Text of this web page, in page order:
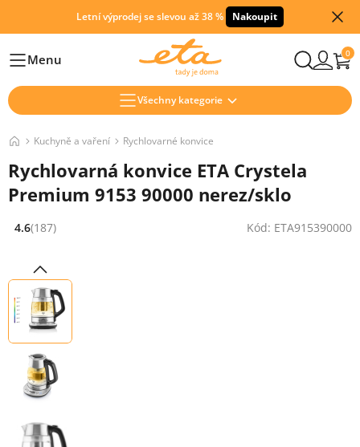
Letní výprodej se slevou až 38 % Nakoupit
HlavníMenu 0
Všechny kategorie
Kuchyně a vaření Rychlovarné konvice
Rychlovarná konvice ETA Crystela
Premium 9153 90000 nerez/sklo
Hodnocení: 4.6 z 5 (187 recenzí)
4.6(187) Kód: ETA915390000